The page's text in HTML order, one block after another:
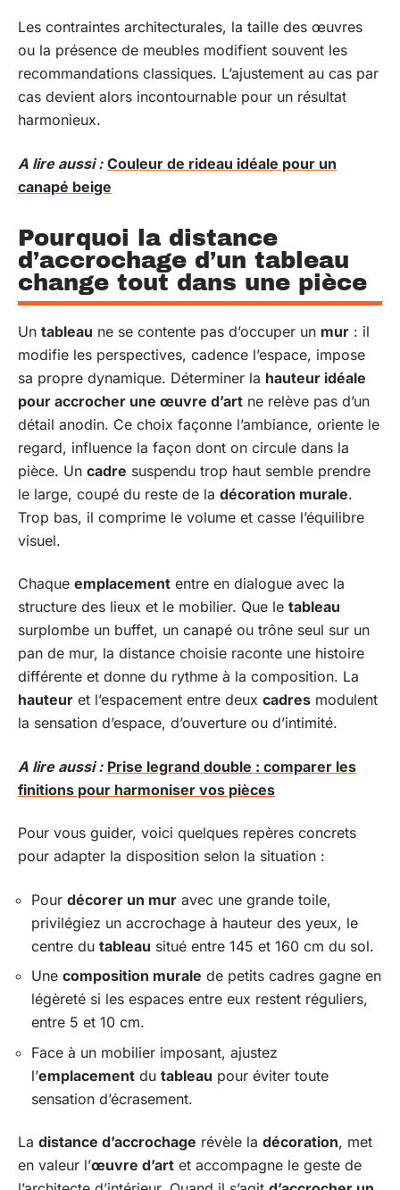
Les contraintes architecturales, la taille des œuvres
ou la présence de meubles modifient souvent les
recommandations classiques. L’ajustement au cas par
cas devient alors incontournable pour un résultat
harmonieux.
A lire aussi : Couleur de rideau idéale pour un
canapé beige
Pourquoi la distance
d’accrochage d’un tableau
change tout dans une pièce
Un tableau ne se contente pas d’occuper un mur : il
modifie les perspectives, cadence l’espace, impose
sa propre dynamique. Déterminer la hauteur idéale
pour accrocher une œuvre d’art ne relève pas d’un
détail anodin. Ce choix façonne l’ambiance, oriente le
regard, influence la façon dont on circule dans la
pièce. Un cadre suspendu trop haut semble prendre
le large, coupé du reste de la décoration murale.
Trop bas, il comprime le volume et casse l’équilibre
visuel.
Chaque emplacement entre en dialogue avec la
structure des lieux et le mobilier. Que le tableau
surplombe un buffet, un canapé ou trône seul sur un
pan de mur, la distance choisie raconte une histoire
différente et donne du rythme à la composition. La
hauteur et l’espacement entre deux cadres modulent
la sensation d’espace, d’ouverture ou d’intimité.
A lire aussi : Prise legrand double : comparer les
finitions pour harmoniser vos pièces
Pour vous guider, voici quelques repères concrets
pour adapter la disposition selon la situation :
Pour décorer un mur avec une grande toile,
privilégiez un accrochage à hauteur des yeux, le
centre du tableau situé entre 145 et 160 cm du sol.
Une composition murale de petits cadres gagne en
légèreté si les espaces entre eux restent réguliers,
entre 5 et 10 cm.
Face à un mobilier imposant, ajustez
l’emplacement du tableau pour éviter toute
sensation d’écrasement.
La distance d’accrochage révèle la décoration, met
en valeur l’œuvre d’art et accompagne le geste de